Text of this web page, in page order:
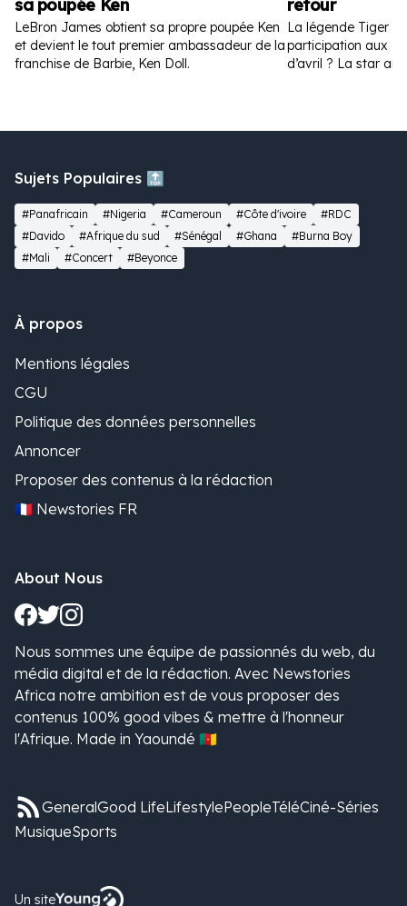
sa poupée Ken
LeBron James obtient sa propre poupée Ken
et devient le tout premier ambassadeur de la
franchise de Barbie, Ken Doll.
retour
La légende Tiger
participation aux
d’avril ? La star
Sujets Populaires 🔝
#Panafricain #Nigeria #Cameroun #Côte d'ivoire
#RDC
#Davido
#Afrique du sud #Sénégal #Ghana
#Burna Boy
#Mali
#Concert #Beyonce
À propos
Mentions légales
CGU
Politique des données personnelles
Annoncer
Proposer des contenus à la rédaction
🇫🇷 Newstories FR
About Nous
Nous sommes une équipe de passionnés du web, du
média digital et de la rédaction. Avec Newstories
Africa notre ambition est de vous proposer des
contenus 100% good vibes & mettre à l'honneur
l'Afrique. Made in Yaoundé 🇨🇲
GeneralGood LifeLifestylePeopleTéléCiné-Séries
MusiqueSports
Un site